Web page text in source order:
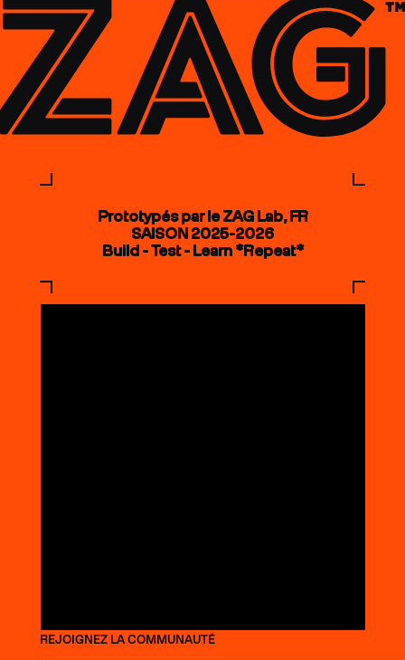
Prototypés par le ZAG Lab, FR
SAISON 2025-2026
Build - Test - Learn *Repeat*
REJOIGNEZ LA COMMUNAUTÉ